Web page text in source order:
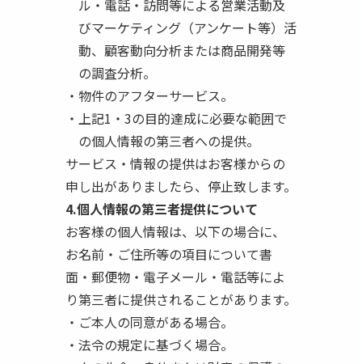
ル・電話・訪問等による営業活動及
びマーケティング（アンケート等）活
動、顧客動向分析または商品開発等
の調査分析。
物件のアフターサービス。
上記1・3の目的達成に必要な範囲で
の個人情報の第三者への提供。
サービス・情報の提供はお客様からの
申し出がありましたら、停止致します。
4.個人情報の第三者提供について
お客様の個人情報は、以下の場合に、
お名前・ご住所等の項目について書
面・郵便物・電子メール・電話等によ
り第三者に提供されることがあります。
ご本人の同意がある場合。
法令の規定に基づく場合。